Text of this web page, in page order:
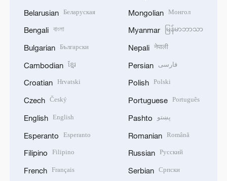
Belarusian Беларуская
Bengali বাংলা
Bulgarian Български
Cambodian ខ្មែរ
Croatian Hrvatski
Czech Český
English English
Esperanto Esperanto
Filipino Filipino
French Français
Mongolian Монгол
Myanmar မြန်မာဘာသာ
Nepali नेपाली
Persian فارسی
Polish Polski
Portuguese Português
Pashto پښتو
Romanian Română
Russian Русский
Serbian Српски